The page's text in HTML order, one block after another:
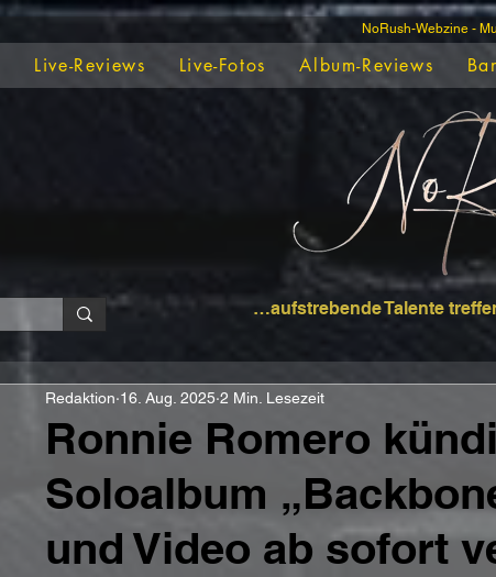
NoRush-Webzine -
Live-Reviews Live-Fotos Album-Reviews
…aufstrebende Talente
Ronnie Romero
Soloalbum
und Video ab sofort
Redaktion 16. Aug. 2025 2 Min. Lesezeit